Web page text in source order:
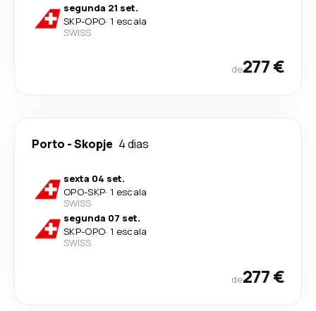
segunda 21 set.
SKP-OPO· 1 escala
SWISS
de277 €
Porto -Skopje 4 dias
sexta 04 set.
OPO-SKP· 1 escala
SWISS
segunda 07 set.
SKP-OPO· 1 escala
SWISS
de277 €